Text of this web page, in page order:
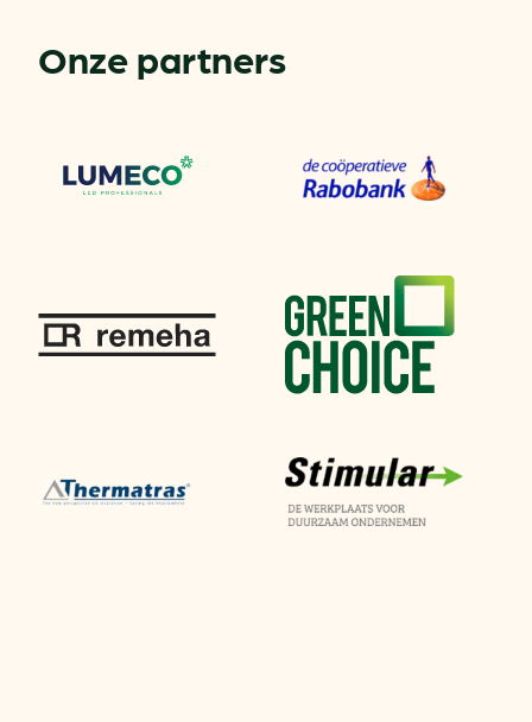
Onze partners